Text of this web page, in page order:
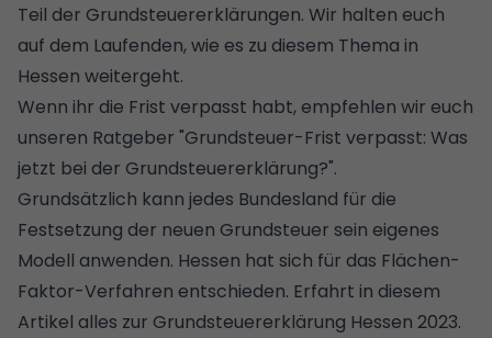
Teil der Grundsteuererklärungen. Wir halten euch
auf dem Laufenden, wie es zu diesem Thema in
Hessen weitergeht.
Wenn ihr die Frist verpasst habt, empfehlen wir euch
unseren Ratgeber "Grundsteuer-Frist verpasst: Was
jetzt bei der Grundsteuererklärung?".
Grundsätzlich kann jedes Bundesland für die
Festsetzung der neuen Grundsteuer sein eigenes
Modell anwenden. Hessen hat sich für das Flächen-
Faktor-Verfahren entschieden. Erfahrt in diesem
Artikel alles zur Grundsteuererklärung Hessen 2023.